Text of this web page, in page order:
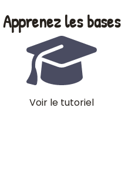
Apprenez les bases
Voir le tutoriel